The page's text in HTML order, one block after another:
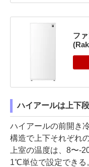
フ
ハイアールは上下
ハイアールの前開き
構造で上下それぞれ
上室の温度は、8〜
1℃単位で設定できる